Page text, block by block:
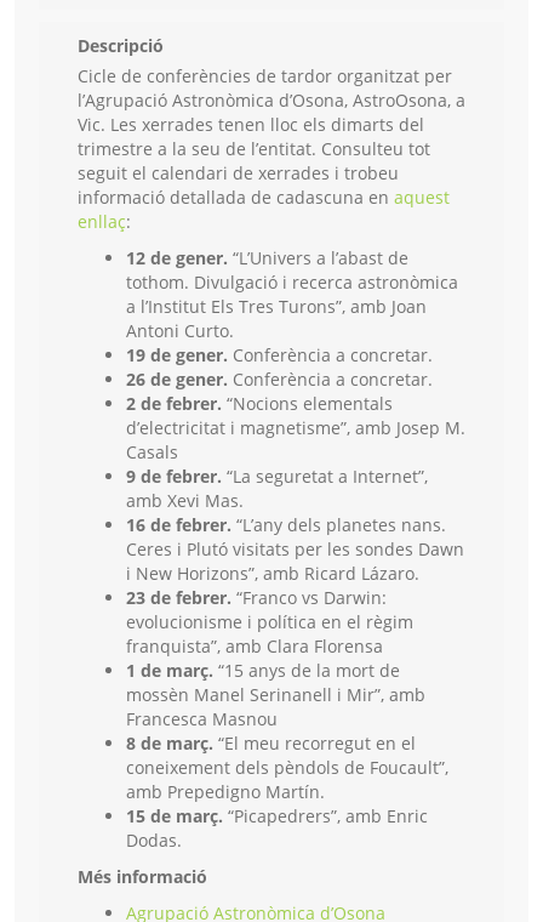
Descripció
Cicle de conferències de tardor organitzat per
l’Agrupació Astronòmica d’Osona, AstroOsona, a
Vic. Les xerrades tenen lloc els dimarts del
trimestre a la seu de l’entitat. Consulteu tot
seguit el calendari de xerrades i trobeu
informació detallada de cadascuna en aquest
enllaç:
12 de gener. “L’Univers a l’abast de
tothom. Divulgació i recerca astronòmica
a l’Institut Els Tres Turons”, amb Joan
Antoni Curto.
19 de gener. Conferència a concretar.
26 de gener. Conferència a concretar.
2 de febrer. “Nocions elementals
d’electricitat i magnetisme”, amb Josep M.
Casals
9 de febrer. “La seguretat a Internet”,
amb Xevi Mas.
16 de febrer. “L’any dels planetes nans.
Ceres i Plutó visitats per les sondes Dawn
i New Horizons”, amb Ricard Lázaro.
23 de febrer. “Franco vs Darwin:
evolucionisme i política en el règim
franquista”, amb Clara Florensa
1 de març. “15 anys de la mort de
mossèn Manel Serinanell i Mir”, amb
Francesca Masnou
8 de març. “El meu recorregut en el
coneixement dels pèndols de Foucault”,
amb Prepedigno Martín.
15 de març. “Picapedrers”, amb Enric
Dodas.
Més informació
Agrupació Astronòmica d’Osona